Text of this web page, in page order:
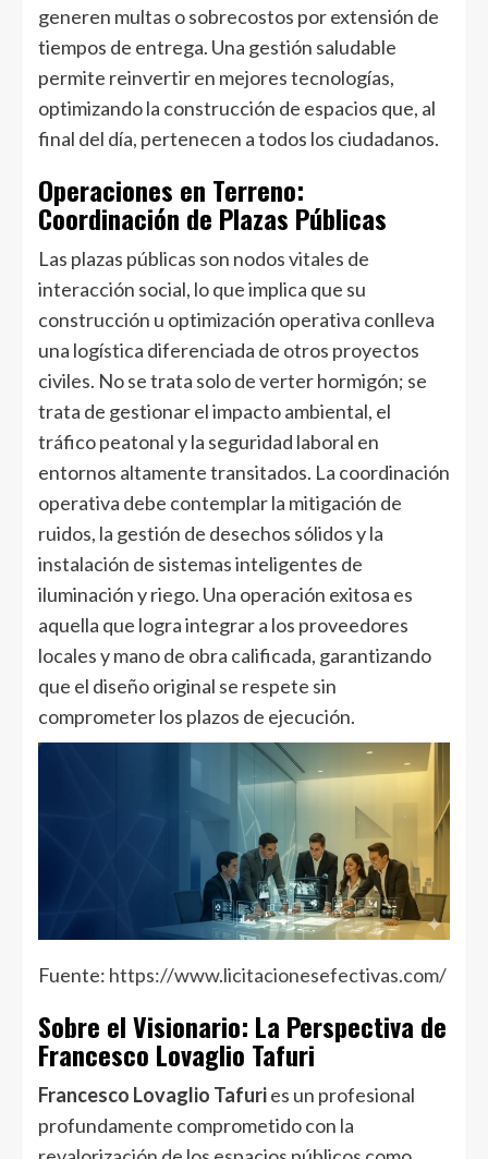
generen multas o sobrecostos por extensión de
tiempos de entrega. Una gestión saludable
permite reinvertir en mejores tecnologías,
optimizando la construcción de espacios que, al
final del día, pertenecen a todos los ciudadanos.
Operaciones en Terreno:
Coordinación de Plazas Públicas
Las plazas públicas son nodos vitales de
interacción social, lo que implica que su
construcción u optimización operativa conlleva
una logística diferenciada de otros proyectos
civiles. No se trata solo de verter hormigón; se
trata de gestionar el impacto ambiental, el
tráfico peatonal y la seguridad laboral en
entornos altamente transitados. La coordinación
operativa debe contemplar la mitigación de
ruidos, la gestión de desechos sólidos y la
instalación de sistemas inteligentes de
iluminación y riego. Una operación exitosa es
aquella que logra integrar a los proveedores
locales y mano de obra calificada, garantizando
que el diseño original se respete sin
comprometer los plazos de ejecución.
Fuente: https://www.licitacionesefectivas.com/
Sobre el Visionario: La Perspectiva de
Francesco Lovaglio Tafuri
Francesco Lovaglio Tafuries un profesional
profundamente comprometido con la